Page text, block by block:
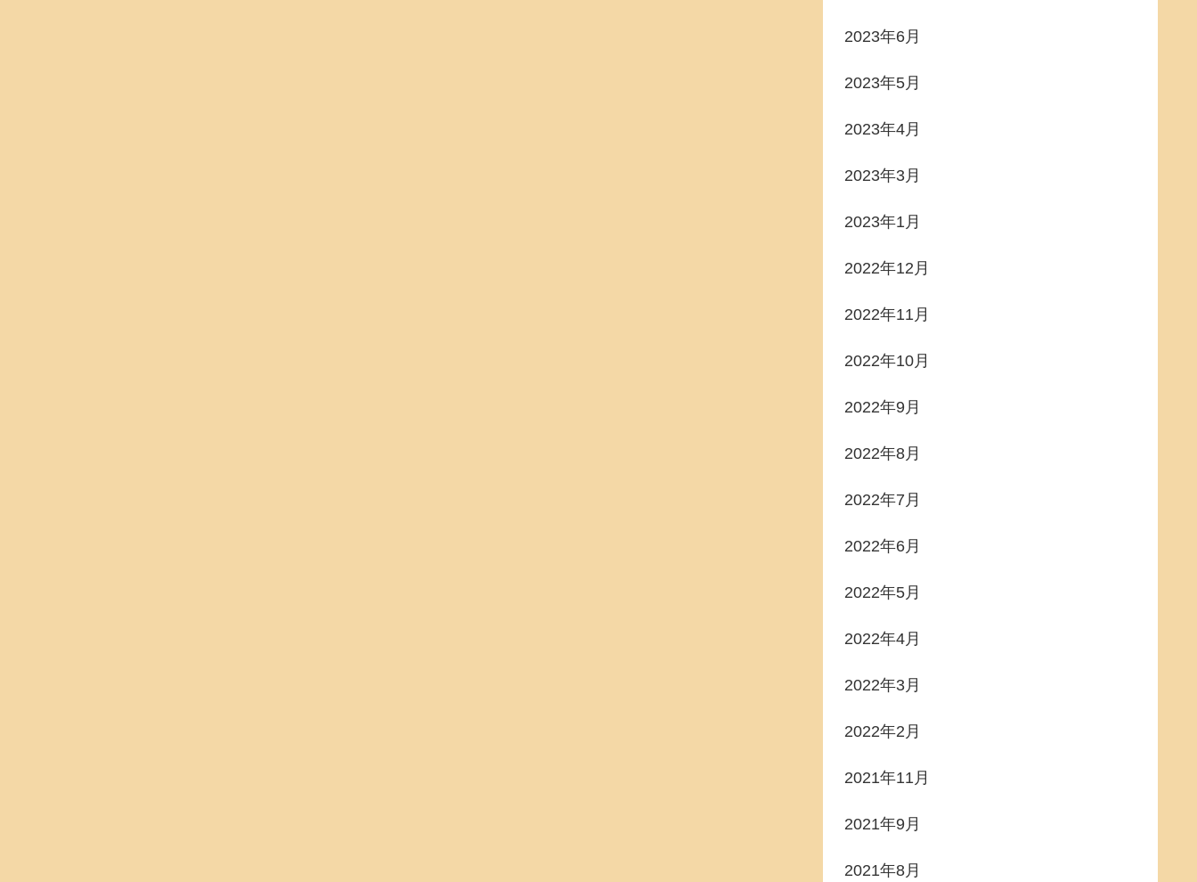
2023年6月
2023年5月
2023年4月
2023年3月
2023年1月
2022年12月
2022年11月
2022年10月
2022年9月
2022年8月
2022年7月
2022年6月
2022年5月
2022年4月
2022年3月
2022年2月
2021年11月
2021年9月
2021年8月